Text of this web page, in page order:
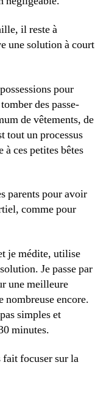
il reste à
une solution à court
pour
des passe-
de vêtements, de
tout un processus
ces petites bêtes
parents pour avoir
comme pour
je médite, utilise
Je passe par
une meilleure
nombreuse encore.
simples et
minutes.
fait focuser sur la